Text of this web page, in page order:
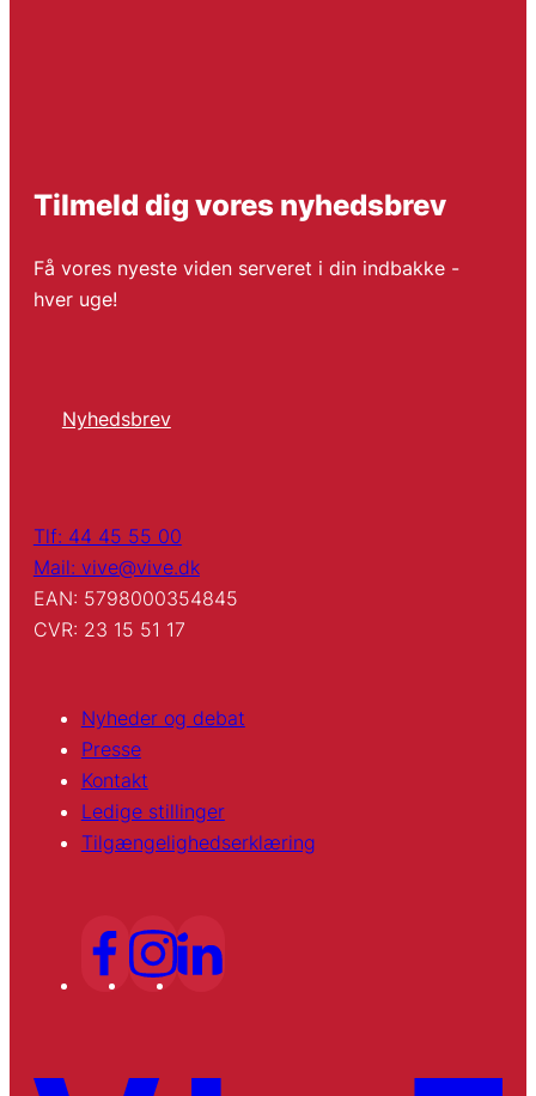
Tilmeld dig vores nyhedsbrev
Få vores nyeste viden serveret i din indbakke -
hver uge!
Nyhedsbrev
Tlf: 44 45 55 00
Mail: vive@vive.dk
EAN: 5798000354845
CVR: 23 15 51 17
Nyheder og debat
Presse
Kontakt
Ledige stillinger
Tilgængelighedserklæring